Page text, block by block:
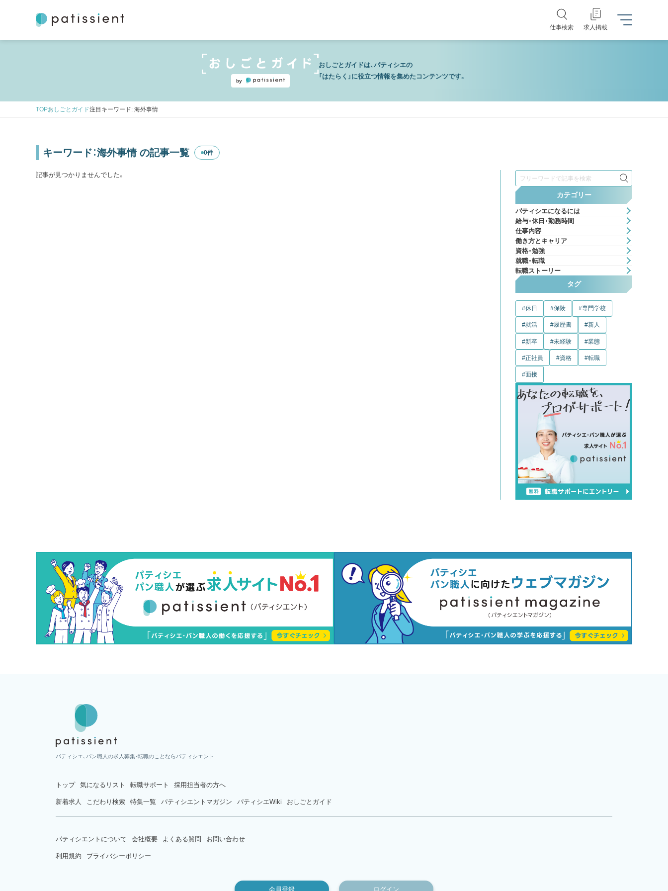
仕事検索 求人掲載
by
おしごとガイドは、パティシエの
「はたらく」に役立つ情報を集めたコンテンツです。
TOPおしごとガイド注目キーワード: 海外事情
キーワード：海外事情 の記事一覧 0件
記事が見つかりませんでした。
索
カテゴリー
パティシエになるには
給与・休日・勤務時間
仕事内容
働き方とキャリア
資格・勉強
就職・転職
転職ストーリー
タグ
休日 保険 専門学校
就活 履歴書 新人
新卒 未経験 業態
正社員 資格 転職
面接
パティシエ、パン職人の求人募集・転職のことならパティシエント
トップ 気になるリスト 転職サポート 採用担当者の方へ
新着求人 こだわり検索 特集一覧 パティシエントマガジン パティシエWiki おしごとガイド
パティシエントについて 会社概要 よくある質問 お問い合わせ
利用規約 プライバシーポリシー
会員登録 ログイン